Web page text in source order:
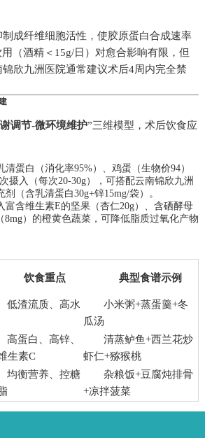
成纤维细胞活性，使胶原蛋白合成速率
（酒精＜15g/日）对愈合影响有限，但
欣九洲医院通常建议术后4周内完全禁
调节-微环境维护”三维模型，术后饮食应
清蛋白（消化率95%）、鸡蛋（生物价94）
摄入（每次20-30g），可搭配云南锦欣九洲
（含乳清蛋白30g+锌15mg/袋）。
富含维生素E的坚果（杏仁20g）、含硒酵母
8mg）的橙黄色蔬菜，可降低脂质过氧化产物
饮食重点 典型食谱示例
低渣流质、高水
小米粥+蒸蛋羹+冬
瓜汤
高蛋白、高锌、
生素C
清蒸鲈鱼+西兰花炒
虾仁+猕猴桃
均衡营养、控糖
杂粮饭+豆腐炖排骨
+凉拌菠菜